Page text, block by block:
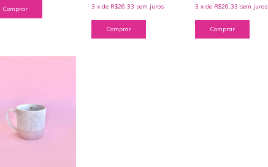
3 x de R$26,33 sem juros
3 x de R$26,33 sem juros